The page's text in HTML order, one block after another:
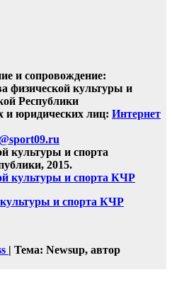
и сопровождение:
физической культуры и
Республики
и юридических лиц: Интернет
культуры и спорта
2015.
и спорта КЧР
| Тема: Newsup, автор